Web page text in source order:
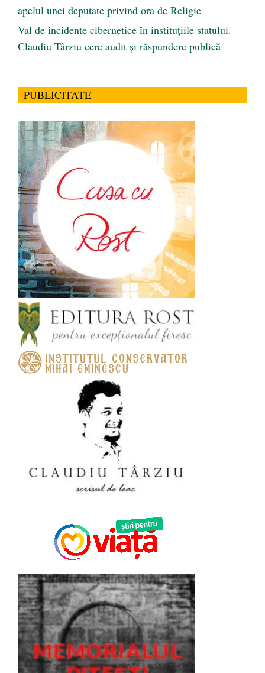
apelul unei deputate privind ora de Religie
Val de incidente cibernetice în instituțiile statului.
Claudiu Târziu cere audit și răspundere publică
PUBLICITATE